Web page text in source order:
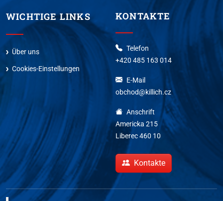
WICHTIGE LINKS
Über uns
Cookies-Einstellungen
KONTAKTE
Telefon
+420 485 163 014
E-Mail
obchod@killich.cz
Anschrift
Americka 215
Liberec 460 10
Kontakte